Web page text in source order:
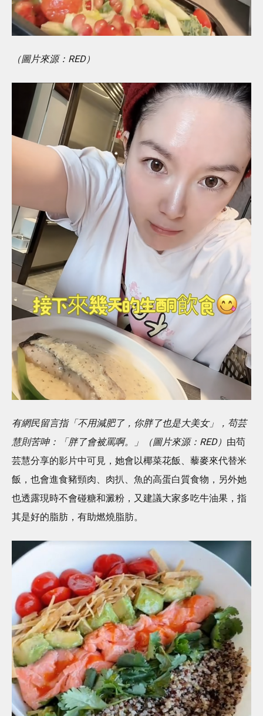
（圖片來源：RED）
有網民留言指「不用減肥了，你胖了也是大美女」，苟芸
慧則苦呻：「胖了會被罵啊。」（圖片來源：RED） 由苟
芸慧分享的影片中可見，她會以椰菜花飯、藜麥來代替米
飯，也會進食豬頸肉、肉扒、魚的高蛋白質食物，另外她
也透露現時不會碰糖和澱粉，又建議大家多吃牛油果，指
其是好的脂肪，有助燃燒脂肪。